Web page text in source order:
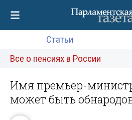
Статьи
Все о пенсиях в России
Имя премьер-
может быть